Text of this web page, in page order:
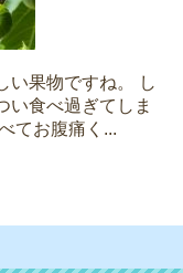
い果物ですね。 し
い食べ過ぎてしま
てお腹痛く...